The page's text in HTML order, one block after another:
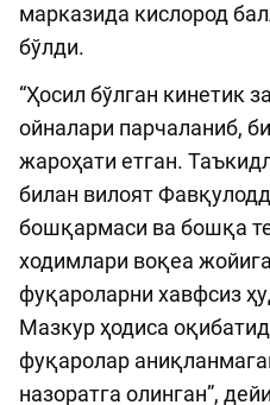
марказида кислород
бўлди.
“Ҳосил бўлган кинетик
ойналари парчаланиб,
жароҳати етган.
билан вилоят
бошқармаси ва бошқа
ходимлари воқеа
фуқароларни хавфсиз
Мазкур ҳодиса
фуқаролар
назоратга олинган”,